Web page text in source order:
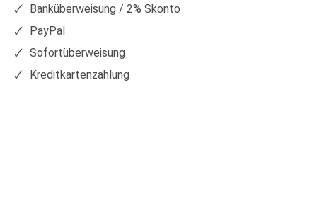
Banküberweisung / 2% Skonto
PayPal
Sofortüberweisung
Kreditkartenzahlung